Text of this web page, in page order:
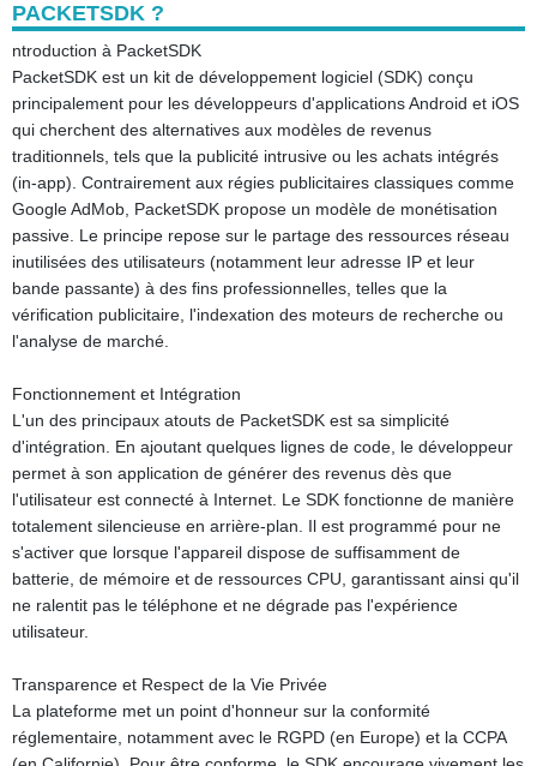
PACKETSDK ?
ntroduction à PacketSDK
PacketSDK est un kit de développement logiciel (SDK) conçu
principalement pour les développeurs d'applications Android et iOS
qui cherchent des alternatives aux modèles de revenus
traditionnels, tels que la publicité intrusive ou les achats intégrés
(in-app). Contrairement aux régies publicitaires classiques comme
Google AdMob, PacketSDK propose un modèle de monétisation
passive. Le principe repose sur le partage des ressources réseau
inutilisées des utilisateurs (notamment leur adresse IP et leur
bande passante) à des fins professionnelles, telles que la
vérification publicitaire, l'indexation des moteurs de recherche ou
l'analyse de marché.
Fonctionnement et Intégration
L'un des principaux atouts de PacketSDK est sa simplicité
d'intégration. En ajoutant quelques lignes de code, le développeur
permet à son application de générer des revenus dès que
l'utilisateur est connecté à Internet. Le SDK fonctionne de manière
totalement silencieuse en arrière-plan. Il est programmé pour ne
s'activer que lorsque l'appareil dispose de suffisamment de
batterie, de mémoire et de ressources CPU, garantissant ainsi qu'il
ne ralentit pas le téléphone et ne dégrade pas l'expérience
utilisateur.
Transparence et Respect de la Vie Privée
La plateforme met un point d'honneur sur la conformité
réglementaire, notamment avec le RGPD (en Europe) et la CCPA